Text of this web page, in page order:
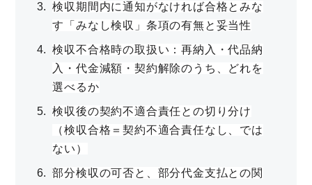
検収期間内に通知がなければ合格とみな
す「みなし検収」条項の有無と妥当性
検収不合格時の取扱い：再納入・代品納
入・代金減額・契約解除のうち、どれを
選べるか
検収後の契約不適合責任との切り分け
（検収合格＝契約不適合責任なし、では
ない）
部分検収の可否と、部分代金支払との関